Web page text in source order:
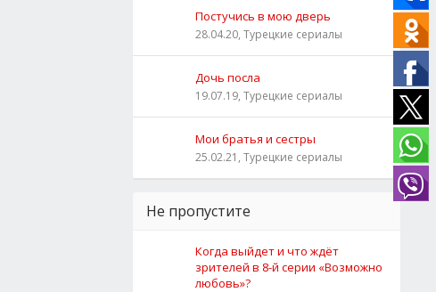
Постучись в мою дверь
28.04.20, Турецкие сериалы
Дочь посла
19.07.19, Турецкие сериалы
Мои братья и сестры
25.02.21, Турецкие сериалы
Не пропустите
Когда выйдет и что ждёт
зрителей в 8-й серии «Возможно
любовь»?